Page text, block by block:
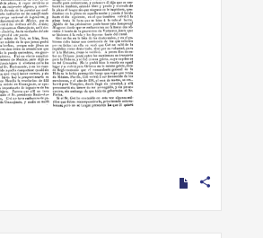
share